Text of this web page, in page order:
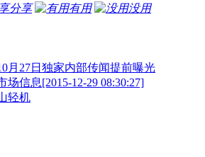
分享 有用 没用
月27日独家内部传闻提前曝光
场信息[2015-12-29 08:30:27]
轻机